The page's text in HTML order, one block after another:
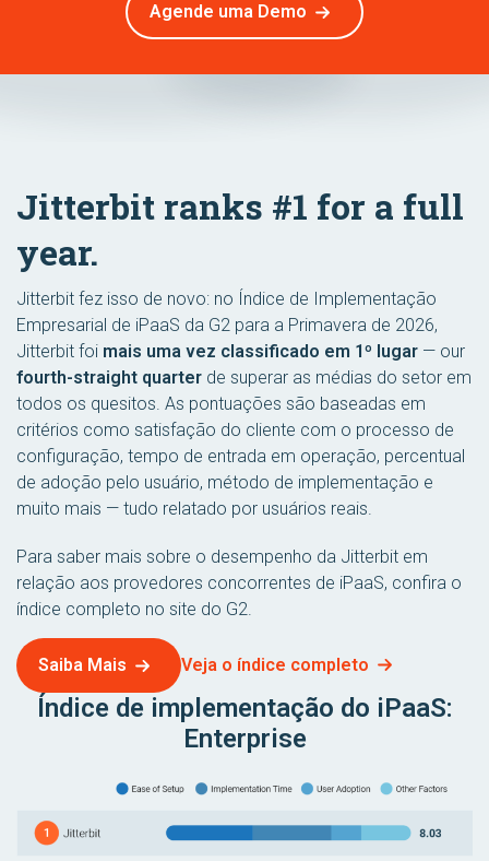
Agende uma Demo
Jitterbit ranks #1 for a full
year.
Jitterbit fez isso de novo: no Índice de Implementação
Empresarial de iPaaS da G2 para a Primavera de 2026,
Jitterbit foi mais uma vez classificado em 1º lugar — our
fourth-straight quarter de superar as médias do setor em
todos os quesitos. As pontuações são baseadas em
critérios como satisfação do cliente com o processo de
configuração, tempo de entrada em operação, percentual
de adoção pelo usuário, método de implementação e
muito mais — tudo relatado por usuários reais.
Para saber mais sobre o desempenho da Jitterbit em
relação aos provedores concorrentes de iPaaS, confira o
índice completo no site do G2.
Saiba Mais Veja o índice completo
Índice de implementação do iPaaS:
Enterprise